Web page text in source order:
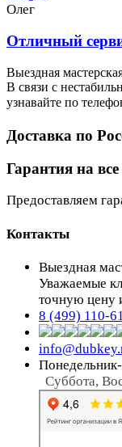
Олег
Отличный
Выездная
В связи с
узнавайте по
Доставка по
Гарантия на
Предоставляем
Контакты
Выездная
Уважаемые
точную цену
8 (499) 110-
Суббота,